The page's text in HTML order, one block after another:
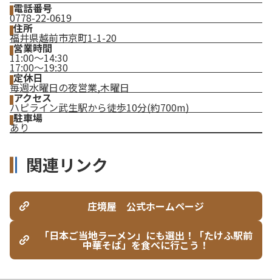
電話番号
0778-22-0619
住所
福井県越前市京町1-1-20
営業時間
11:00〜14:30
17:00～19:30
定休日
毎週水曜日の夜営業,木曜日
アクセス
ハピライン武生駅から徒歩10分(約700m)
駐車場
あり
関連リンク
庄境屋 公式ホームページ
「日本ご当地ラーメン」にも選出！「たけふ駅前
中華そば」を食べに行こう！